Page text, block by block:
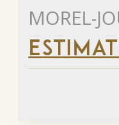
MOREL-